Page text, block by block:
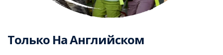
Только На Английском